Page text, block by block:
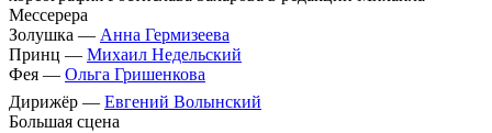
Мессерера
Золушка — Анна Гермизеева
Принц — Михаил Недельский
Фея — Ольга Гришенкова
Дирижёр — Евгений Волынский
Большая сцена